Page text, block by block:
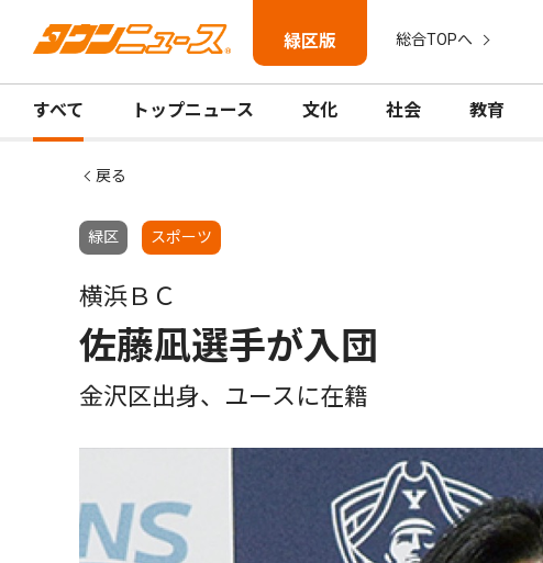
緑区版 総合TOPへ
すべて トップニュース 文化 社会 教育
戻る
緑区 スポーツ
横浜ＢＣ
佐藤凪選手が入団
金沢区出身、ユースに在籍